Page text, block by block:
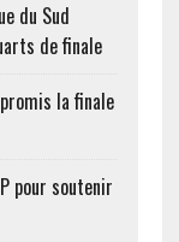
du Sud
de finale
la finale
pour soutenir